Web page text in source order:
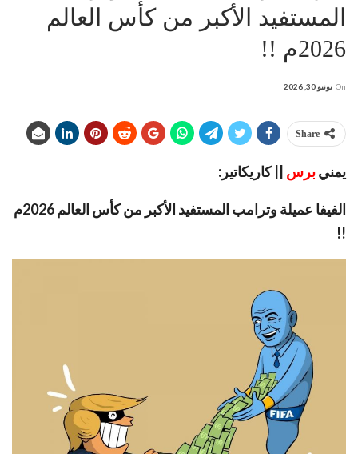
المستفيد الأكبر من كأس العالم
2026م !!
On يونيو 30, 2026
Share
يمنيبرس || كاريكاتير:
الفيفا عميلة وترامب المستفيد الأكبر من كأس العالم 2026م
!!